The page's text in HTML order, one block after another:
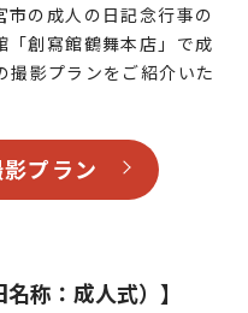
の成人の日記念行事の
「創寫館鶴舞本店」で成
撮影プランをご紹介いた
プラン
称：成人式）】